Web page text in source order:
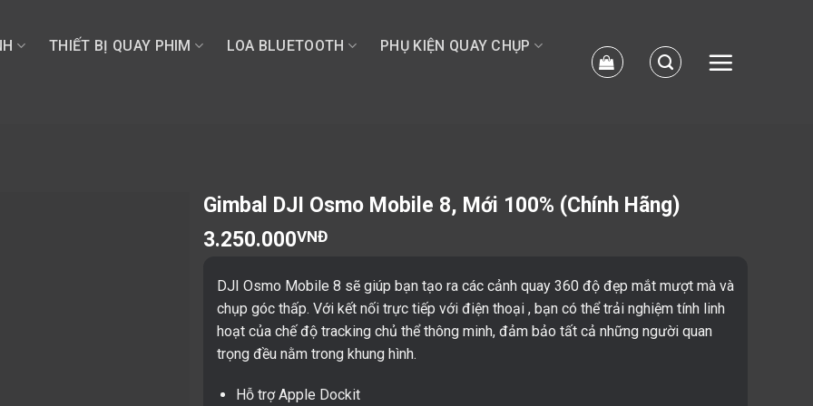
THIẾT BỊ QUAY PHIM LOA BLUETOOTH
PHỤ KIỆN QUAY CHỤP
Gimbal DJI Osmo Mobile 8, Mới 100% (Chính Hãng)
3.250.000VNĐ
DJI Osmo Mobile 8 sẽ giúp bạn tạo ra các cảnh quay 360 độ đẹp mắt mượt mà và
chụp góc thấp. Với kết nối trực tiếp với điện thoại , bạn có thể trải nghiệm tính linh
hoạt của chế độ tracking chủ thể thông minh, đảm bảo tất cả những người quan
trọng đều nằm trong khung hình.
Hỗ trợ Apple Dockit